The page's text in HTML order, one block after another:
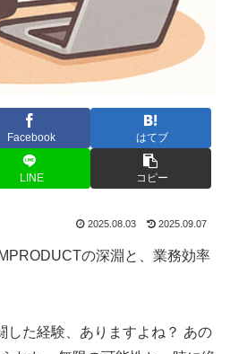
Facebook はてブ
LINE コピー
2025.08.03 2025.09.07
の深淵と、業務効率
した経験、ありますよね？ あの